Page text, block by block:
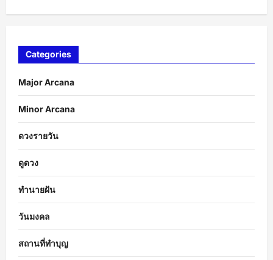
Categories
Major Arcana
Minor Arcana
ดวงรายวัน
ดูดวง
ทำนายฝัน
วันมงคล
สถานที่ทำบุญ